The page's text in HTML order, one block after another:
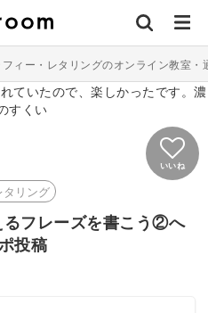
フィー・レタリングのオンライン教室・
いいね
タリング
るフレーズを書こう②へ
投稿